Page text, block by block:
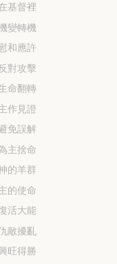
基督裡
變轉機
和應許
對攻擊
命翻轉
作見證
免誤解
主捨命
的羊群
的使命
活大能
敵擾亂
旺得勝